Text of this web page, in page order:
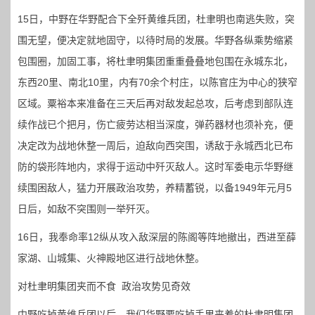
15日，中野在华野配合下全歼黄维兵团，杜聿明也南逃失败，突
围无望，便决定就地固守，以待时局的发展。华野各纵乘势缩紧
包围圈，加固工事，将杜聿明集团重重叠叠地包围在永城东北，
东西20里、南北10里，内有70余个村庄，以陈官庄为中心的狭窄
区域。粟裕本来准备在三天后再对敌发起总攻，后考虑到部队连
续作战已个把月，伤亡疲劳达相当深度，弹药器材也须补充，便
决定改为战地休整一周后，迫敌向西突围，诱敌于永城西北已布
防的袋形阵地内，求得于运动中歼灭敌人。这时军委电示华野继
续围困敌人，猛力开展政治攻势，养精蓄锐，以备1949年元月5
日后，如敌不突围则一举歼灭。
16日，我奉命率12纵从攻入敌深层的陈阁等阵地撤出，西进至薛
家湖、山城集、火神殿地区进行战地休整。
对杜聿明集团夹而不食 政治攻势见奇效